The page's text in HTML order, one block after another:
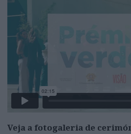
Veja a fotogaleria de